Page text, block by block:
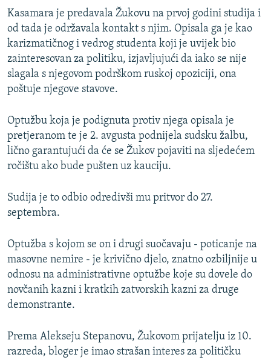
Kasamara je predavala Žukovu na prvoj godini studija i
od tada je održavala kontakt s njim. Opisala ga je kao
karizmatičnog i vedrog studenta koji je uvijek bio
zainteresovan za politiku, izjavljujući da iako se nije
slagala s njegovom podrškom ruskoj opoziciji, ona
poštuje njegove stavove.
Optužbu koja je podignuta protiv njega opisala je
pretjeranom te je 2. avgusta podnijela sudsku žalbu,
lično garantujući da će se Žukov pojaviti na sljedećem
ročištu ako bude pušten uz kauciju.
Sudija je to odbio odredivši mu pritvor do 27.
septembra.
Optužba s kojom se on i drugi suočavaju - poticanje na
masovne nemire - je krivično djelo, znatno ozbiljnije u
odnosu na administrativne optužbe koje su dovele do
novčanih kazni i kratkih zatvorskih kazni za druge
demonstrante.
Prema Alekseju Stepanovu, Žukovom prijatelju iz 10.
razreda, bloger je imao strašan interes za političku